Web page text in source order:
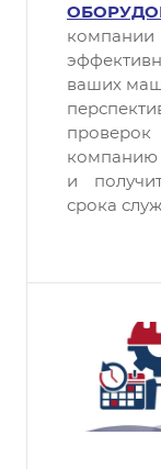
ваших
компанию
и
срока